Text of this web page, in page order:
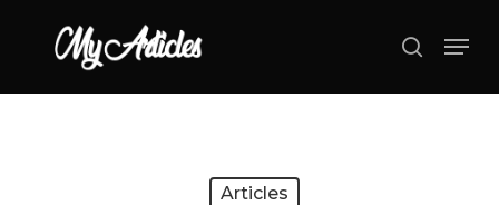
main
search
Menu
Articles